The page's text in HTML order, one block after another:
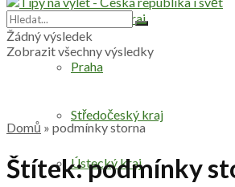
Plzeňský kraj
Praha
Středočeský kraj
Ústecký kraj
Žádný výsledek
Zobrazit všechny výsledky
Domů » podmínky storna
Štítek:podmínky